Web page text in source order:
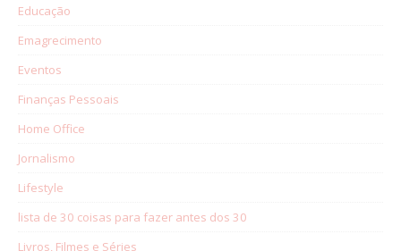
Educação
Emagrecimento
Eventos
Finanças Pessoais
Home Office
Jornalismo
Lifestyle
lista de 30 coisas para fazer antes dos 30
Livros, Filmes e Séries